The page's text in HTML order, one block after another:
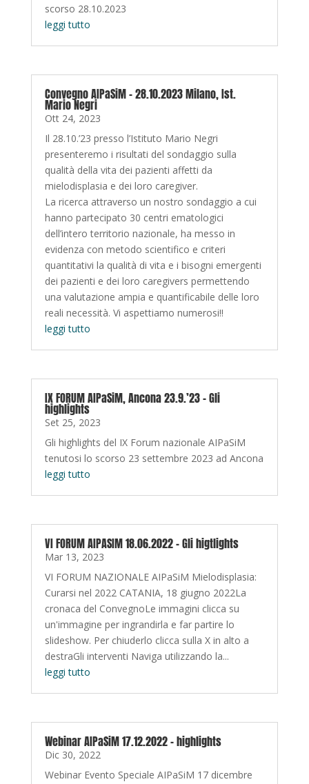
scorso 28.10.2023
leggi tutto
Convegno AIPaSiM – 28.10.2023 Milano, Ist.
Mario Negri
Ott 24, 2023
Il 28.10.’23 presso l’Istituto Mario Negri
presenteremo i risultati del sondaggio sulla
qualità della vita dei pazienti affetti da
mielodisplasia e dei loro caregiver.
La ricerca attraverso un nostro sondaggio a cui
hanno partecipato 30 centri ematologici
dell’intero territorio nazionale, ha messo in
evidenza con metodo scientifico e criteri
quantitativi la qualità di vita e i bisogni emergenti
dei pazienti e dei loro caregivers permettendo
una valutazione ampia e quantificabile delle loro
reali necessità. Vi aspettiamo numerosi!!
leggi tutto
IX FORUM AIPaSiM, Ancona 23.9.’23 – Gli
highlights
Set 25, 2023
Gli highlights del IX Forum nazionale AIPaSiM
tenutosi lo scorso 23 settembre 2023 ad Ancona
leggi tutto
VI FORUM AIPASIM 18.06.2022 – Gli higtlights
Mar 13, 2023
VI FORUM NAZIONALE AIPaSiM Mielodisplasia:
Curarsi nel 2022 CATANIA, 18 giugno 2022La
cronaca del ConvegnoLe immagini clicca su
un'immagine per ingrandirla e far partire lo
slideshow. Per chiuderlo clicca sulla X in alto a
destraGli interventi Naviga utilizzando la...
leggi tutto
Webinar AIPaSiM 17.12.2022 – highlights
Dic 30, 2022
Webinar Evento Speciale AIPaSiM 17 dicembre